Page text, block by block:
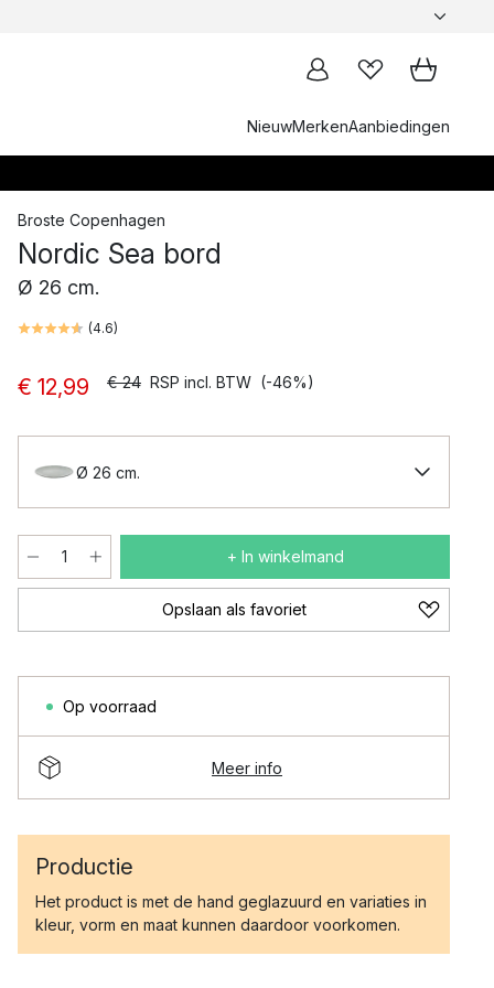
NieuwMerkenAanbiedingen
Broste Copenhagen
Nordic Sea bord
Ø 26 cm.
(4.6)
€ 12,99 € 24 RSP incl. BTW (-46%)
Ø 26 cm.
+ In winkelmand
Opslaan als favoriet
Op voorraad
Meer info
Productie
Het product is met de hand geglazuurd en variaties in
kleur, vorm en maat kunnen daardoor voorkomen.